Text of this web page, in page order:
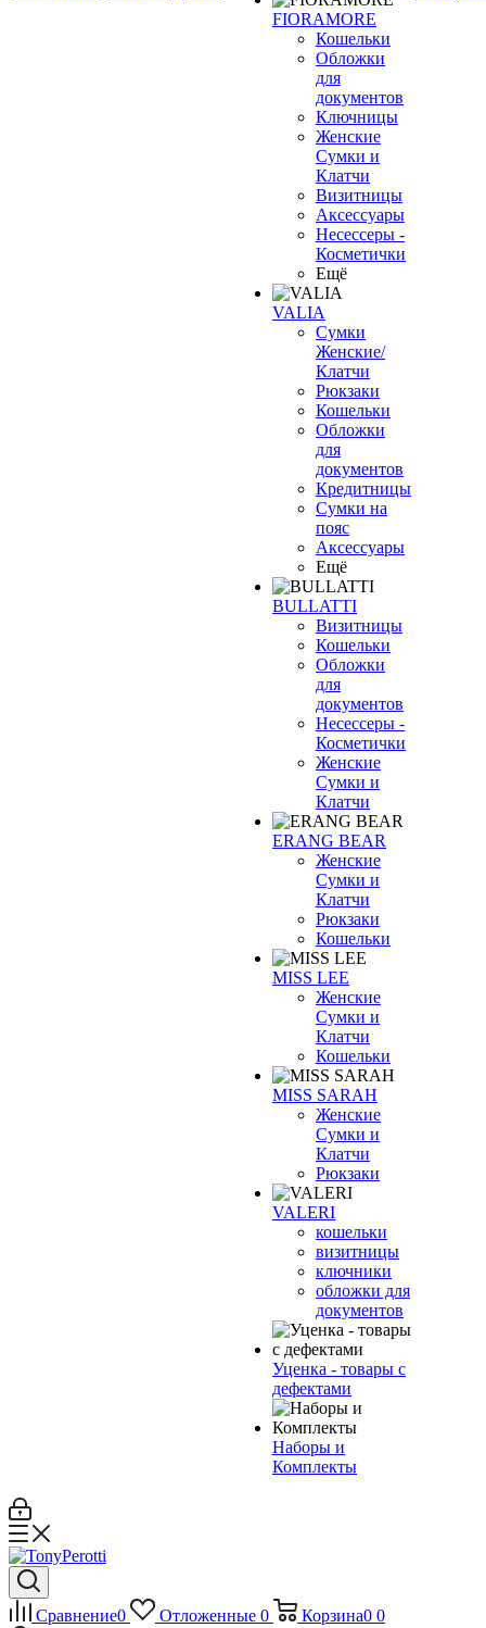
FIORAMORE
Кошельки
Обложки
для
документов
Ключницы
Женские
Сумки и
Клатчи
Визитницы
Аксессуары
Несессеры -
Косметички
Ещё
VALIA
Сумки
Женские/
Клатчи
Рюкзаки
Кошельки
Обложки
для
документов
Кредитницы
Сумки на
пояс
Аксессуары
Ещё
BULLATTI
Визитницы
Кошельки
Обложки
для
документов
Несессеры -
Косметички
Женские
Сумки и
Клатчи
ERANG BEAR
Женские
Сумки и
Клатчи
Рюкзаки
Кошельки
MISS LEE
Женские
Сумки и
Клатчи
Кошельки
MISS SARAH
Женские
Сумки и
Клатчи
Рюкзаки
VALERI
кошельки
визитницы
ключники
обложки для
документов
Уценка - товары с
дефектами
Наборы и
Комплекты
Сравнение0 Отложенные 0 Корзина0 0